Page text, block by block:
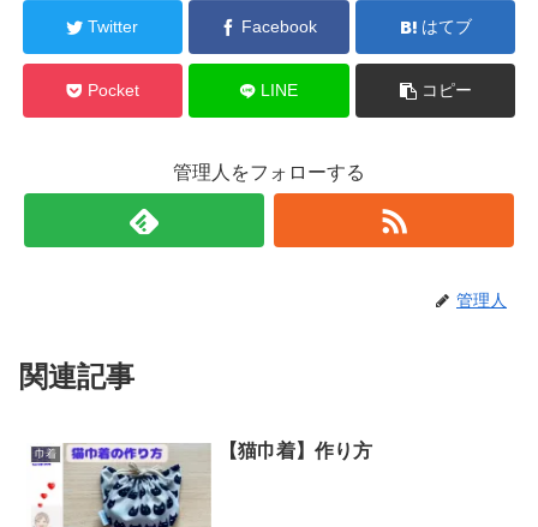
Twitter Facebook はてブ
Pocket LINE コピー
管理人をフォローする
管理人
関連記事
巾着 【猫巾着】作り方